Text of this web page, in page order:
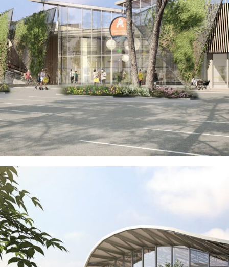
MARTIGUES (13)
EN SAVOIR+